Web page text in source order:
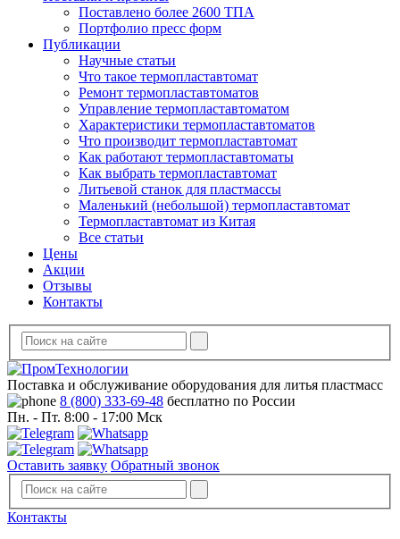
Поставлено более 2600 ТПА
Портфолио пресс форм
Публикации
Научные статьи
Что такое термопластавтомат
Ремонт термопластавтоматов
Управление термопластавтоматом
Характеристики термопластавтоматов
Что производит термопластавтомат
Как работают термопластавтоматы
Как выбрать термопластавтомат
Литьевой станок для пластмассы
Маленький (небольшой) термопластавтомат
Термопластавтомат из Китая
Все статьи
Цены
Акции
Отзывы
Контакты
Поставка и обслуживание оборудования для литья пластмасс
8 (800) 333-69-48 бесплатно по России
Пн. - Пт. 8:00 - 17:00 Мск
Оставить заявку Обратный звонок
Контакты